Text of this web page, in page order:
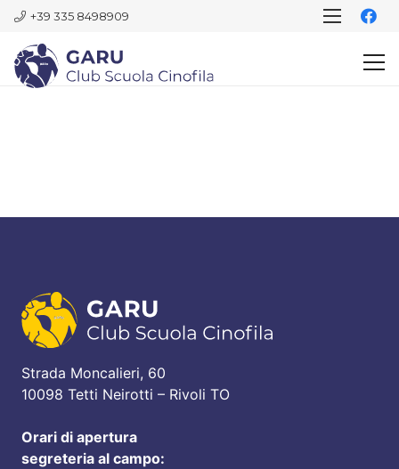
+39 335 8498909
Strada Moncalieri, 60
10098 Tetti Neirotti – Rivoli TO
Orari di apertura
segreteria al campo: